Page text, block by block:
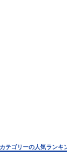
テゴリーの人気ランキ